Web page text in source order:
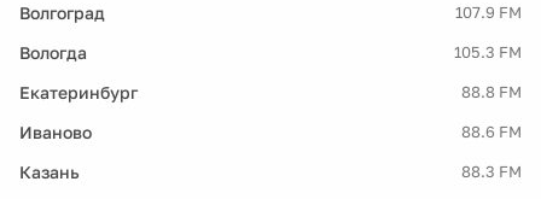
Волгоград 107.9 FM
Вологда 105.3 FM
Екатеринбург 88.8 FM
Иваново 88.6 FM
Казань 88.3 FM